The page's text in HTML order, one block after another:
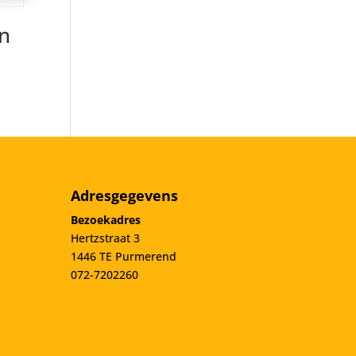
Adresgegevens
Bezoekadres
Hertzstraat 3
1446 TE Purmerend
072-7202260